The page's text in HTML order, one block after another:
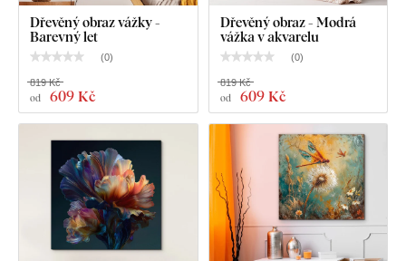
Dřevěný obraz vážky -
Barevný let
(0)
od 609 Kč
819 Kč
Dřevěný obraz - Modrá
vážka v akvarelu
(0)
od 609 Kč
819 Kč